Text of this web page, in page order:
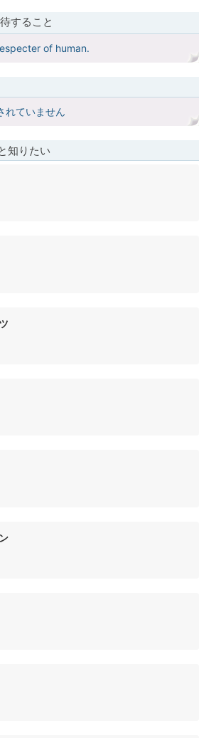
すること
of human.
れていません
知りたい